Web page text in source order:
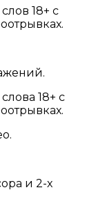
18+ с
18+ с
и 2-х